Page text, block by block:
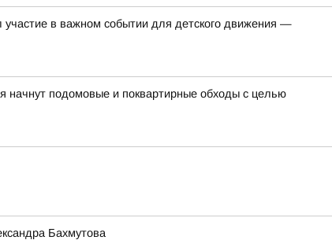
в важном событии для детского движения —
начнут подомовые и поквартирные обходы с целью
Бахмутова